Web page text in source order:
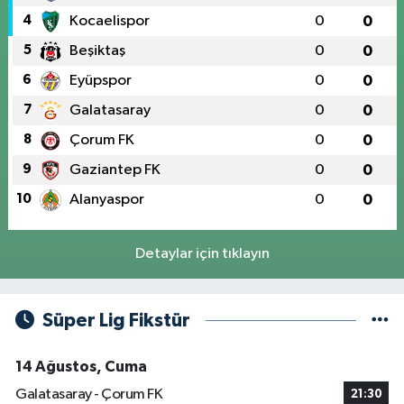
4 Kocaelispor 0 0
5 Beşiktaş 0 0
6 Eyüpspor 0 0
7 Galatasaray 0 0
8 Çorum FK 0 0
9 Gaziantep FK 0 0
10 Alanyaspor 0 0
Detaylar için tıklayın
Süper Lig Fikstür
14 Ağustos, Cuma
Galatasaray - Çorum FK
21:30